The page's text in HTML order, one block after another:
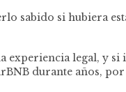
sabido si hubiera
experiencia legal, y
durante años,